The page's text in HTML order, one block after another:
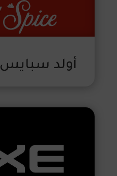
أولد سبايس Old Spice